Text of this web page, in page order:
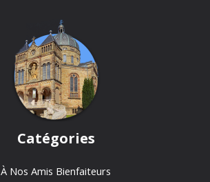
Catégories
À Nos Amis Bienfaiteurs